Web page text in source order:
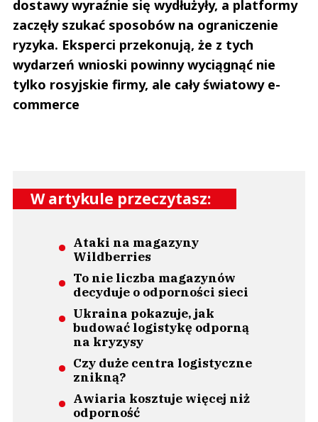
dostawy wyraźnie się wydłużyły, a platformy
zaczęły szukać sposobów na ograniczenie
ryzyka. Eksperci przekonują, że z tych
wydarzeń wnioski powinny wyciągnąć nie
tylko rosyjskie firmy, ale cały światowy e-
commerce
W artykule przeczytasz:
Ataki na magazyny
Wildberries
To nie liczba magazynów
decyduje o odporności sieci
Ukraina pokazuje, jak
budować logistykę odporną
na kryzysy
Czy duże centra logistyczne
znikną?
Awiaria kosztuje więcej niż
odporność